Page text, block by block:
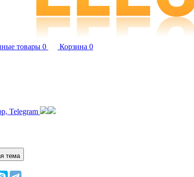
товары 0 Корзина 0
Telegram
тема